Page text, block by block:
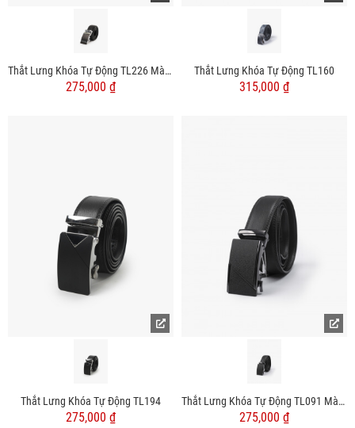
Thắt Lưng Khóa Tự Động TL226 Màu Đen
275,000 ₫
Thắt Lưng Khóa Tự Động TL160
315,000 ₫
Thắt Lưng Khóa Tự Động TL194
275,000 ₫
Thắt Lưng Khóa Tự Động TL091 Màu Đen
275,000 ₫